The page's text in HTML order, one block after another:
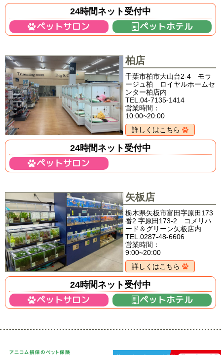
24時間ネット受付中
ペットサロン ペットホテル
柏店
千葉市柏市大山台2-4 モラ
ージュ柏 ロイヤルホームセ
ンター柏店内
TEL.04-7135-1414
営業時間：
10:00~20:00
詳しくはこちら
24時間ネット受付中
ペットサロン
矢板店
栃木県矢板市富田字原田173
番2 字原田173-2 コメリハ
ード＆グリーン矢板店内
TEL.0287-48-6606
営業時間：
9:00~20:00
詳しくはこちら
24時間ネット受付中
ペットサロン ペットホテル